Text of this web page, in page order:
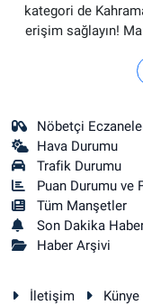
kategori de
erişim sağlayın!
Nöbetçi
Hava Durumu
Trafik Durumu
Puan Durumu ve
Tüm Manşetler
Son Dakika
Haber Arşivi
İletişim Künye